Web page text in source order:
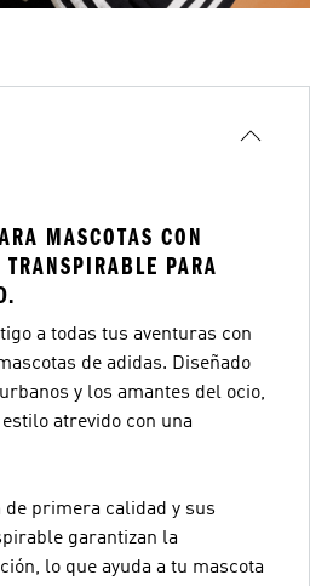
MASCOTAS CON
PARA
a todas tus aventuras con
de adidas. Diseñado
y los amantes del ocio,
atrevido con una
de primera calidad y sus
garantizan la
lo que ayuda a tu mascota